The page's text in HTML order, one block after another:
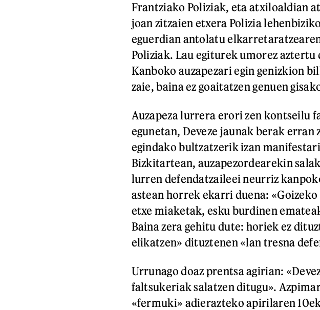
Frantziako Poliziak, eta atxiloaldian
joan zitzaien etxera Polizia
eguerdian antolatu
Poliziak. Lau egiturek umorez aztertu
Kanboko auzapezari egin genizkion
zaie, baina ez goaitatzen genuen
Auzapeza lurrera erori zen kontseilu
egunetan, Deveze jaunak berak erran
egindako bultzatzerik izan
Bizkitartean, auzapezordearekin
lurren defendatzaileei neurriz
astean horrek ekarri duena:
etxe miaketak, esku burdinen
Baina zera gehitu dute: horiek ez
elikatzen» dituztenen «lan tresna
Urrunago doaz prentsa agirian:
faltsukeriak salatzen ditugu».
«fermuki» adierazteko apirilaren